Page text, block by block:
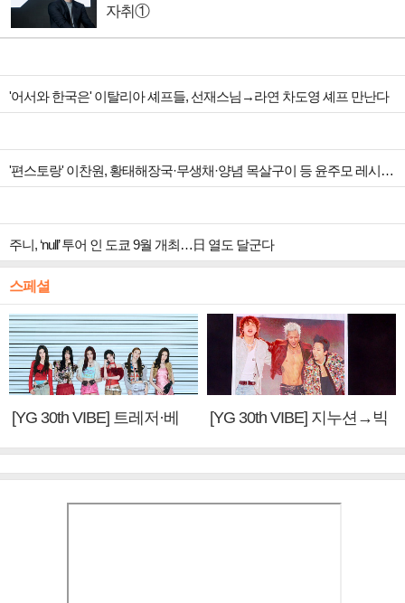
자취①
'어서와 한국은' 이탈리아 셰프들, 선재스님→라연 차도영 셰프 만난다
'편스토랑' 이찬원, 황태해장국·무생채·양념 목살구이 등 윤주모 레시피 섭렵
주니, ‘null’ 투어 인 도쿄 9월 개최…日 열도 달군다
스페셜
[YG 30th VIBE] 트레저·베
[YG 30th VIBE] 지누션→빅